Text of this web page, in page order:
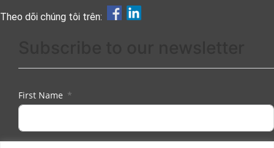
Theo dõi chúng tôi trên:
First Name